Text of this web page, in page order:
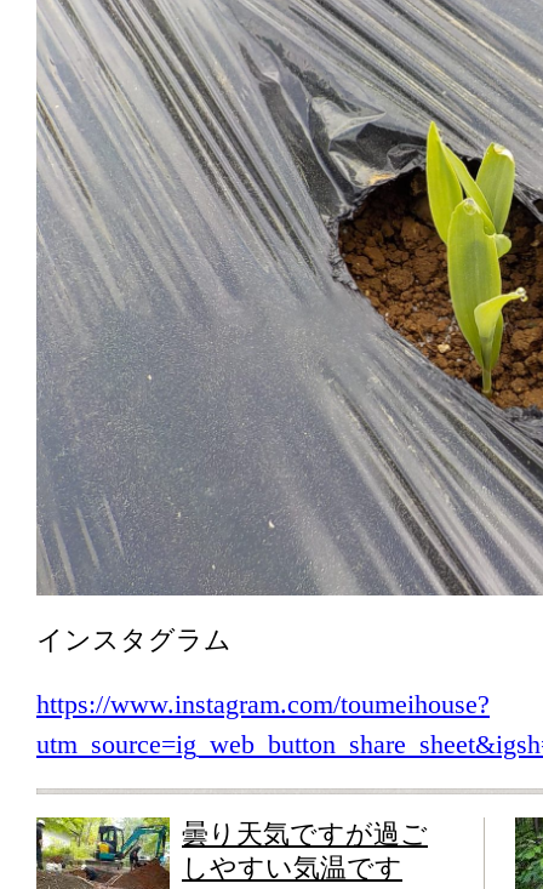
インスタグラム
https://www.instagram.com/toumeihouse?
曇り天気ですが過ご
しやすい気温です